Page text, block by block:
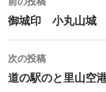
稿
ナ
ビ
御城印 小丸山城
次の投稿
道の駅のと里山空